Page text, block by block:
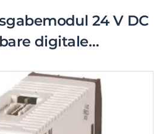
24 V DC
digitale